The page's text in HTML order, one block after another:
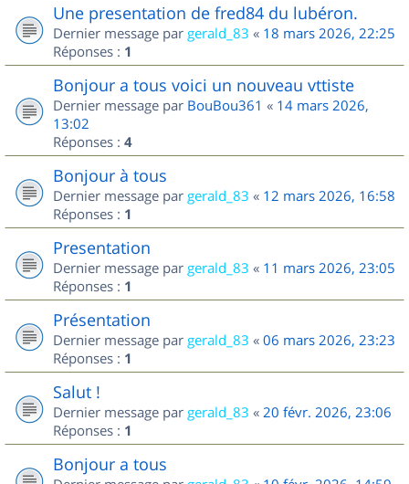
Une presentation de fred84 du lubéron.
Dernier message par gerald_83 « 18 mars 2026, 22:25
Réponses : 1
Bonjour a tous voici un nouveau vttiste
Dernier message par BouBou361 « 14 mars 2026,
13:02
Réponses : 4
Bonjour à tous
Dernier message par gerald_83 « 12 mars 2026, 16:58
Réponses : 1
Presentation
Dernier message par gerald_83 « 11 mars 2026, 23:05
Réponses : 1
Présentation
Dernier message par gerald_83 « 06 mars 2026, 23:23
Réponses : 1
Salut !
Dernier message par gerald_83 « 20 févr. 2026, 23:06
Réponses : 1
Bonjour a tous